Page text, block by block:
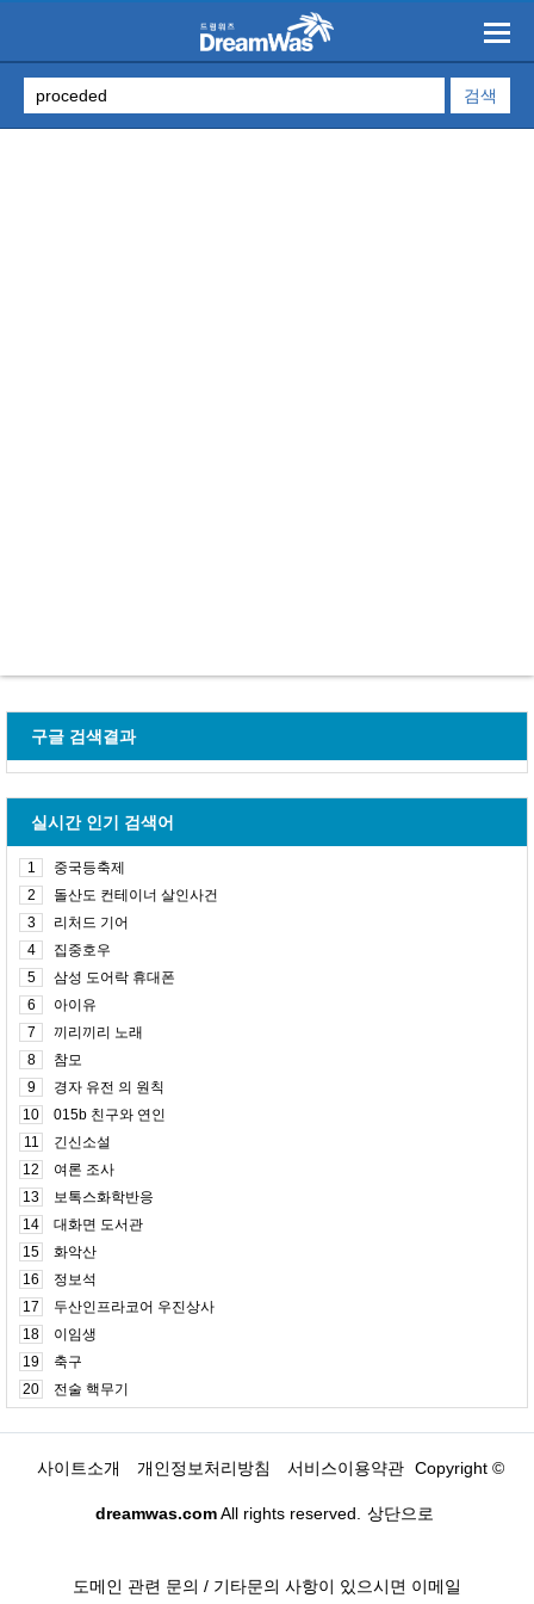
구글 검색결과
실시간 인기 검색어
1
중국등축제
2
돌산도 컨테이너 살인사건
3
리처드 기어
4
집중호우
5
삼성 도어락 휴대폰
6
아이유
7
끼리끼리 노래
8
참모
9
경자 유전 의 원칙
10
015b 친구와 연인
11
긴신소설
12
여론 조사
13
보톡스화학반응
14
대화면 도서관
15
화악산
16
정보석
17
두산인프라코어 우진상사
18
이임생
19
축구
20
전술 핵무기
사이트소개 개인정보처리방침 서비스이용약관 Copyright ©
dreamwas.comAll rights reserved. 상단으로
도메인 관련 문의 / 기타문의 사항이 있으시면 이메일